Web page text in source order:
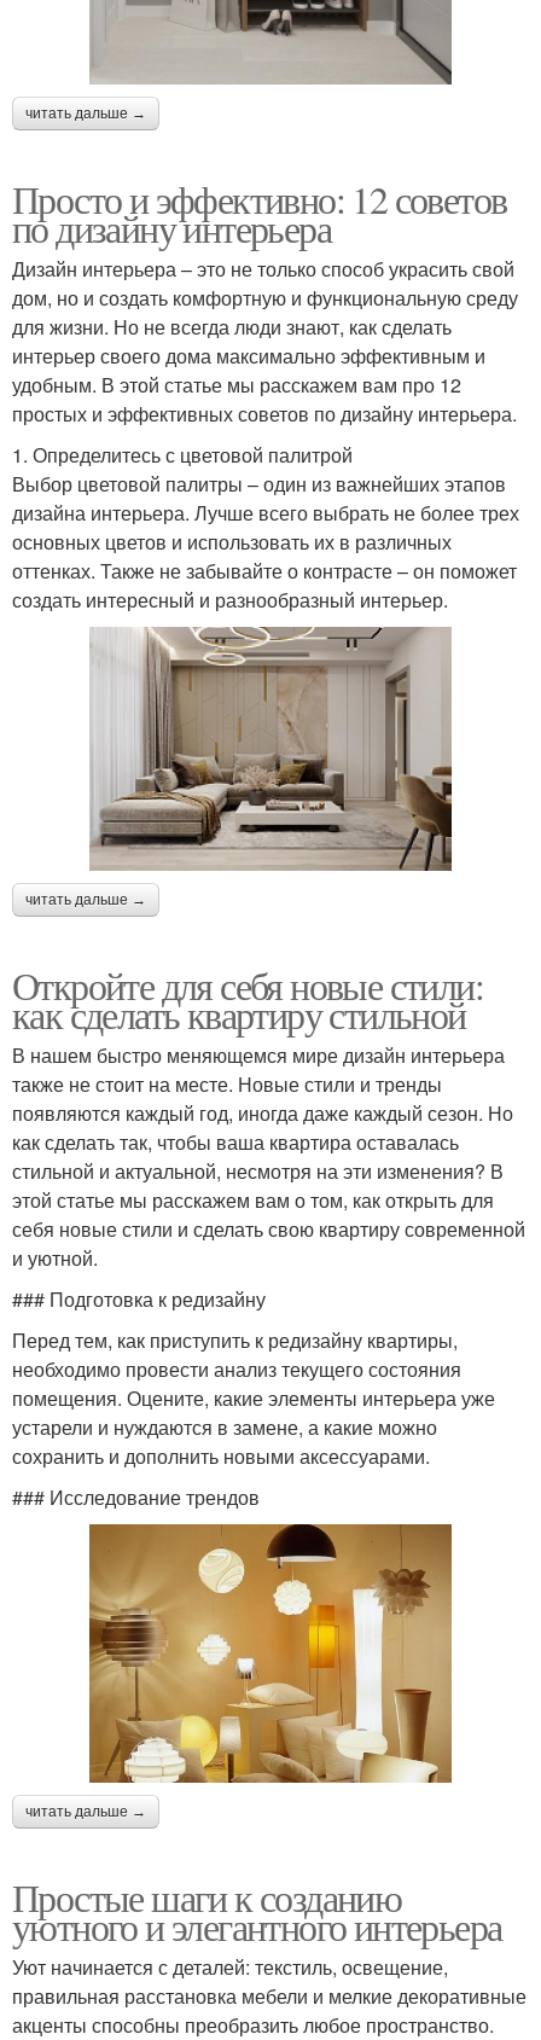
читать дальше →
Просто и эффективно: 12 советов
по дизайну интерьера
Дизайн интерьера – это не только способ украсить свой
дом, но и создать комфортную и функциональную среду
для жизни. Но не всегда люди знают, как сделать
интерьер своего дома максимально эффективным и
удобным. В этой статье мы расскажем вам про 12
простых и эффективных советов по дизайну интерьера.
1. Определитесь с цветовой палитрой
Выбор цветовой палитры – один из важнейших этапов
дизайна интерьера. Лучше всего выбрать не более трех
основных цветов и использовать их в различных
оттенках. Также не забывайте о контрасте – он поможет
создать интересный и разнообразный интерьер.
читать дальше →
Откройте для себя новые стили:
как сделать квартиру стильной
В нашем быстро меняющемся мире дизайн интерьера
также не стоит на месте. Новые стили и тренды
появляются каждый год, иногда даже каждый сезон. Но
как сделать так, чтобы ваша квартира оставалась
стильной и актуальной, несмотря на эти изменения? В
этой статье мы расскажем вам о том, как открыть для
себя новые стили и сделать свою квартиру современной
и уютной.
### Подготовка к редизайну
Перед тем, как приступить к редизайну квартиры,
необходимо провести анализ текущего состояния
помещения. Оцените, какие элементы интерьера уже
устарели и нуждаются в замене, а какие можно
сохранить и дополнить новыми аксессуарами.
### Исследование трендов
читать дальше →
Простые шаги к созданию
уютного и элегантного интерьера
Уют начинается с деталей: текстиль, освещение,
правильная расстановка мебели и мелкие декоративные
акценты способны преобразить любое пространство.